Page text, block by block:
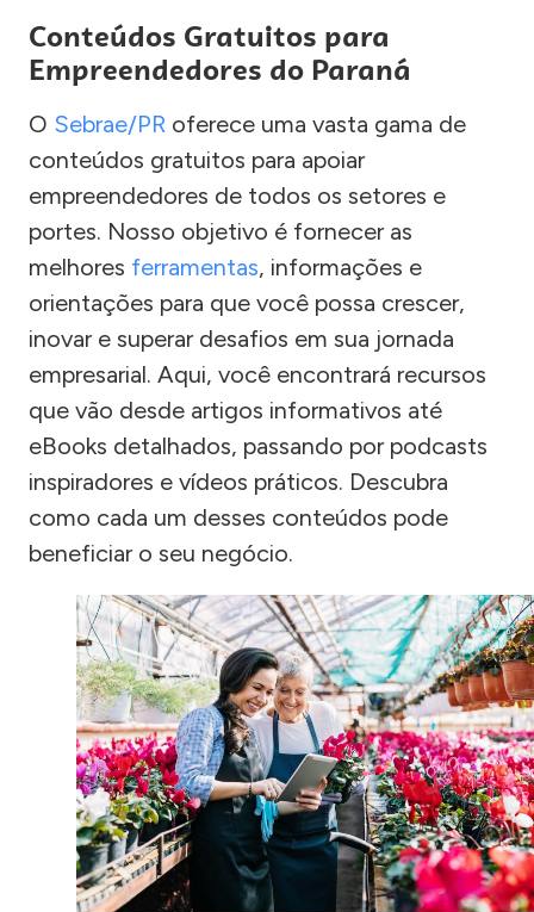
Conteúdos Gratuitos para
Empreendedores do Paraná
O Sebrae/PR oferece uma vasta gama de
conteúdos gratuitos para apoiar
empreendedores de todos os setores e
portes. Nosso objetivo é fornecer as
melhores ferramentas, informações e
orientações para que você possa crescer,
inovar e superar desafios em sua jornada
empresarial. Aqui, você encontrará recursos
que vão desde artigos informativos até
eBooks detalhados, passando por podcasts
inspiradores e vídeos práticos. Descubra
como cada um desses conteúdos pode
beneficiar o seu negócio.